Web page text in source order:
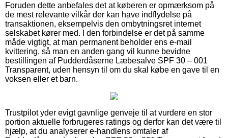
Foruden dette anbefales det at køberen er opmærksom på
de mest relevante vilkår der kan have indflydelse på
transaktionen, eksempelvis den ombytningsret internet
selskabet kører med. I den forbindelse er det på samme
måde vigtigt, at man permanent beholder ens e-mail
kvittering, så man en anden gang vil kunne bevidne
bestillingen af Pudderdåserne Læbesalve SPF 30 – 001
Transparent, uden hensyn til om du skal købe en gave til en
voksen eller et barn.
Trustpilot yder evigt gavnlige genveje til at vurdere en stor
portion aktuelle forbrugeres ratings og derfor kan det være til
hjælp, at du analyserer e-handlens omtaler af